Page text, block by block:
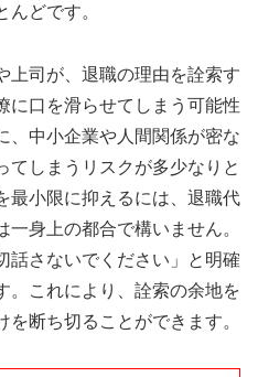
んどです。
上司が、退職の理由を詮索す
に口を滑らせてしまう可能性
、中小企業や人間関係が密な
てしまうリスクが多少なりと
最小限に抑えるには、退職代
身上の都合で構いません。
話さないでください」と明確
。これにより、詮索の余地を
断ち切ることができます。